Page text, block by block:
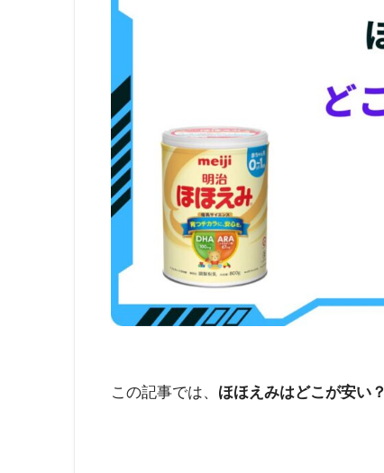
この記事では、 ほほえみはどこが安い？